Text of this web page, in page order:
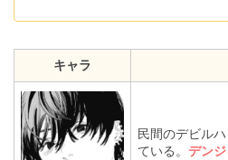
キャラ
民間のデビル
ている。 デン